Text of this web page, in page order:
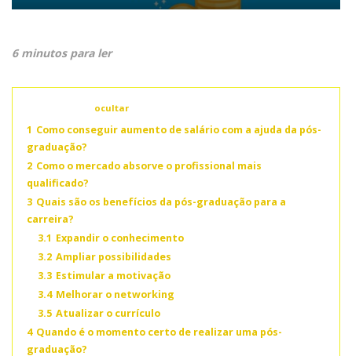
6 minutos para ler
ocultar
1 Como conseguir aumento de salário com a ajuda da pós-
graduação?
2 Como o mercado absorve o profissional mais
qualificado?
3 Quais são os benefícios da pós-graduação para a
carreira?
3.1 Expandir o conhecimento
3.2 Ampliar possibilidades
3.3 Estimular a motivação
3.4 Melhorar o networking
3.5 Atualizar o currículo
4 Quando é o momento certo de realizar uma pós-
graduação?